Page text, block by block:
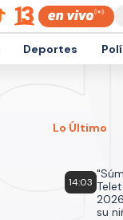
Deportes
Lo Último
14:03
su